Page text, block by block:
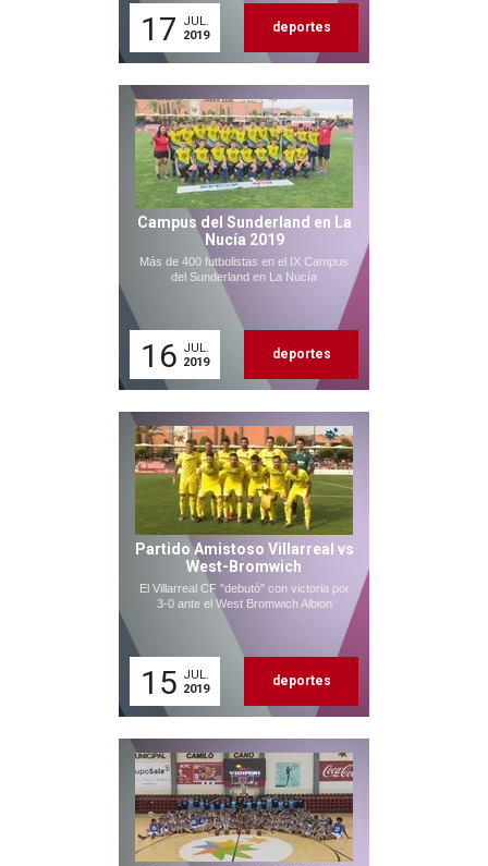
17
JUL.
2019
deportes
Campus del Sunderland en La
Nucía 2019
Más de 400 futbolistas en el IX Campus
del Sunderland en La Nucía
16 JUL.
2019
deportes
Partido Amistoso Villarreal vs
West-Bromwich
El Villarreal CF "debutó" con victoria por
3-0 ante el West Bromwich Albion
15 JUL.
2019
deportes